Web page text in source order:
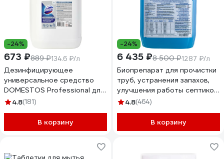
-24%
673 ₽889 ₽134.6 ₽/л
Дезинфицирующее
универсальное средство
DOMESTOS Professional для
туалета, сантехники,
отбеливания 5 л
4605922035626
4.8(181)
В корзину
-24%
6 435 ₽8 500 ₽1287 ₽/л
Биопрепарат для прочистки
труб, устранения запахов,
улучшения работы септиков
и ЛОС Ликвазим 5 л
4.8(464)
В корзину